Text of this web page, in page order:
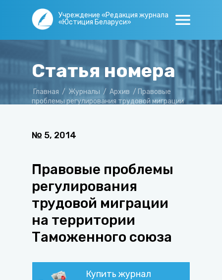
Учреждение «Редакция журнала
«Юстиция Беларуси»
Статья номера
Главная / Журналы / Архив / Правовые
проблемы регулирования трудовой миграции
№ 5, 2014
Правовые проблемы
регулирования
трудовой миграции
на территории
Таможенного союза
Купить журнал